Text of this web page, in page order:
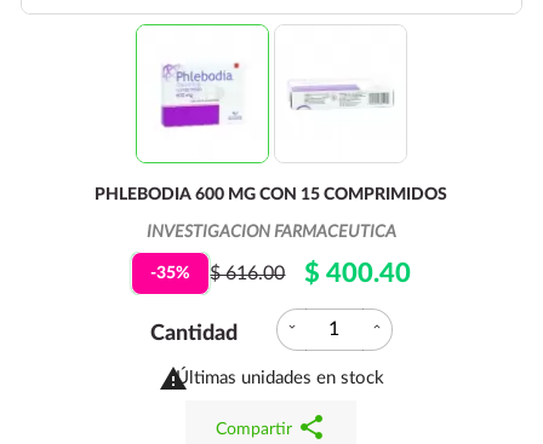
PHLEBODIA 600 MG CON 15 COMPRIMIDOS
INVESTIGACION FARMACEUTICA
-35% $ 616.00 $ 400.40
Cantidad expand_more expand_less

Últimas unidades en stock
Compartir share